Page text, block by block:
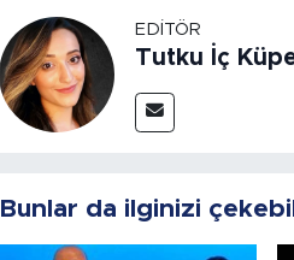
EDITÖR
Tutku İç
Bunlar da ilginizi